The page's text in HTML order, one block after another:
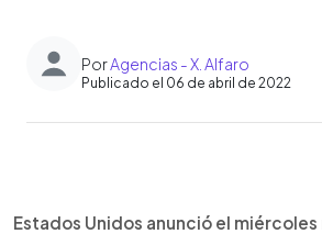
PorAgencias - X. Alfaro
Publicado el 06 de abril de 2022
Escuchar artículo
Estados Unidos anunció el miércoles